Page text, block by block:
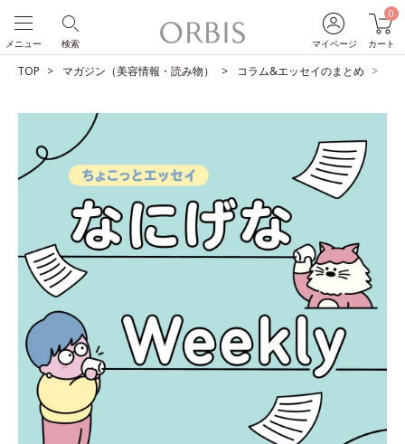
マイページ
0
カート
検索
メニュー
TOP マガジン（美容情報・読み物） コラム&エッセイのまとめ